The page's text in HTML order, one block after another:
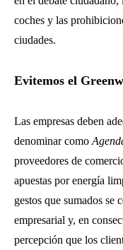
coches y las
ciudades.
Evitemos el
Las empresas deben
denominar como
proveedores de
apuestas por energía
gestos que sumados se
empresarial y, en
percepción que los